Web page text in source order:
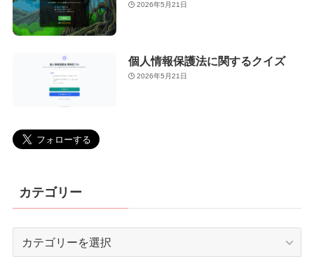
2026年5月21日
個人情報保護法に関するクイズ
2026年5月21日
カテゴリー